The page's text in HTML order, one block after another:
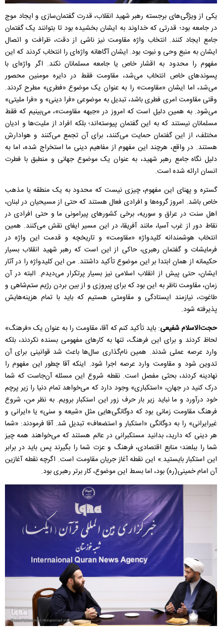
یکی از ویژگی‌های برجسته رهبر شهید انقلاب، قدرت گفتمان‌سازی و ایجاد موج
در جامعه بود؛ قدرتی که خداوند به ایشان بخشیده بود تا بتوانند یک گفتمان
جامع ایجاد کنند. انتخاب واژه مقاومت نیز ناشی از دقت، ظرافت و اتصال
ایشان به منبع وحی و نبوت بود. ایشان آگاهانه واژه‌ای را انتخاب کردند که این
مفهوم را محدود به اقشار خاص یا جامعه مسلمانان نکند. اگر واژه‌ای با
پسوندهای خاص انتخاب می‌شد، مقاومت فقط در دایره مومنین محصور
می‌شد، اما ایشان «مقاومت» را به عنوان یک موضوع «فطری» مطرح کردند.
وقتی مقاومت امری فطری باشد، تبدیل به موضوعی «فرا دینی» و «فرا ملیتی»
می‌شود. به همین دلیل است که امروز در «جبهه مقاومت»، می‌بینیم که فقط
مسلمانان نیستند که به این گفتمان پیوسته‌اند؛ بلکه افراد از ملیت‌ها و ادیان
مختلف، از این گفتمان حمایت می‌کنند، برای آن تجمع می‌کنند و هوادارش
هستند. در واقع، هرچند این مفهوم از مفاهیم دینی ما استخراج شده، اما به
دلیل نگاه جامع رهبر شهید، به عنوان یک موضوع جهانی و منطبق با فطرت
انسان ارائه شده است.
گستره و پهنای این مفهوم، چیزی نیست که محدود به یک منطقه یا مذهب
خاص باشد. امروز گروه‌ها و افرادی فعال هستند که حتی از مسیحیان در لبنان،
اهل سنت در عراق و سوریه، برخی کشورهای پیرامونی ما و حتی افرادی در
نقاط دور از غرب آسیا، مانند آفریقا، در این مسیر ایفای نقش می‌کنند. همین
انتخاب هوشمندانه کلیدواژه «مقاومت» و تاریخچه و قدمت این واژه در
فرمایشات و گفتمان رهبری، حاکی از این است که رهبر شهید انقلاب بسیار
حکیمانه از همان ابتدا بر این موضوع تأکید داشتند. من این کلیدواژه را در آثار
ایشان، حتی پیش از انقلاب اسلامی نیز بسیار پرتکرار می‌دیدم. البته در آن
زمان، مقاومت ناظر به این بود که برای پیروزی و از بین بردن رژیم ستم‌شاهی و
طاغوت، نیازمند ایستادگی و مقاومتی هستیم که باید با تمام هزینه‌هایش
پذیرفته شود.
حجت‌الاسلام شفیعی: باید تأکید کنم که آقا، مقاومت را به عنوان یک «فرهنگ»
لحاظ کردند و برای این فرهنگ، تنها به کارهای مفهومی بسنده نکردند، بلکه
وارد عرصه عملی شدند. همین نام‌گذاری سال‌ها باعث شد قوانینی برای آن
تدوین شود و مقاومت وارد عرصه اجرا شود. اینکه آقا چطور این مفهوم را
نهادینه کردند، بحثی مفصل است. نقطه شروع این مسئله آن‌جاست که شما
درک کنید در جهان، «استکباری» وجود دارد که می‌خواهد تمام دنیا را زیر پرچم
خود درآورد و ما نباید زیر بار حرف زور این استکبار برویم. به نظر من، شروع
فرهنگ مقاومت زمانی بود که دوگانگی‌هایی مثل «شیعه و سنی» یا «ایرانی و
غیرایرانی» را به دوگانگی «استکبار و استضعاف» تبدیل شد. آقا فرمودند: «شما
هر دینی که دارید، بدانید مستکبرانی در عالم هستند که می‌خواهند همه چیز
شما را ببلعند؛ منابع اقتصادی، فرهنگ و عزت شما را بگیرند پس باید در برابر
این استکبار بایستید.» این نقطه آغاز جریان مقاومت است. اگرچه نقطه آغازین
آن امام خمینی(ره) بود، اما بسط این موضوع، کار برتر رهبری بود.